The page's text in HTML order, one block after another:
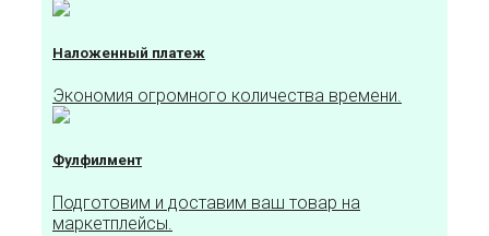
Наложенный платеж
Экономия огромного количества времени.
Фулфилмент
Подготовим и доставим ваш товар на
маркетплейсы.